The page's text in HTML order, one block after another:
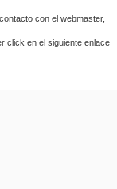
con el webmaster,
click en el siguiente enlace